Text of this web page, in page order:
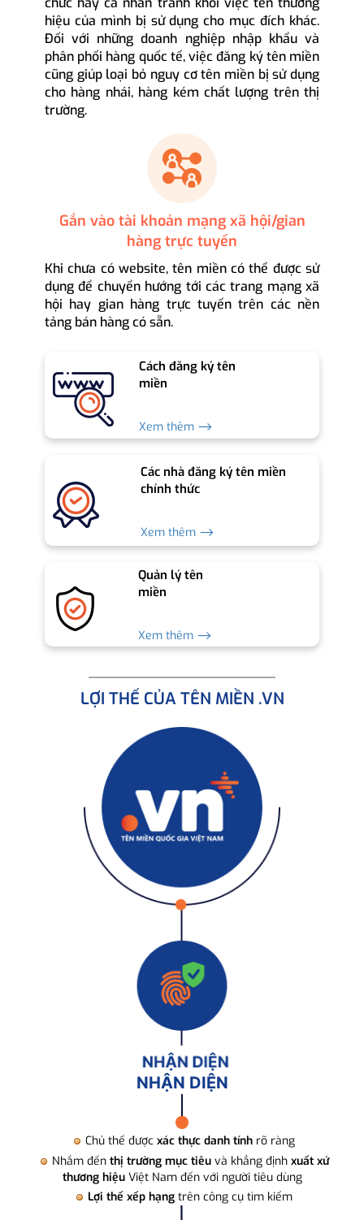
hiệu của mình bị sử dụng cho mục đích khác.
Đối với những doanh nghiệp nhập khẩu và
phân phối hàng quốc tế, việc đăng ký tên miền
cũng giúp loại bỏ nguy cơ tên miền bị sử dụng
cho hàng nhái, hàng kém chất lượng trên thị
trường.
Gắn vào tài khoản mạng xã hội/gian
hàng trực tuyến
Khi chưa có website, tên miền có thể được sử
dụng để chuyển hướng tới các trang mạng xã
hội hay gian hàng trực tuyến trên các nền
tảng bán hàng có sẵn.
Cách đăng ký tên
miền
Xem thêm ⟶
Các nhà đăng ký tên miền
chính thức
Xem thêm ⟶
Quản lý tên
miền
Xem thêm ⟶
LỢI THẾ CỦA TÊN MIỀN .VN
NHẬN DIỆN
Chủ thể được xác thực danh tính rõ ràng
Nhắm đến thị trường mục tiêuvà khẳng định xuất xứ
thương hiệuViệt Nam đến với người tiêu dùng
Lợi thế xếp hạng trên công cụ tìm kiếm